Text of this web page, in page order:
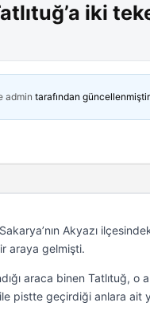
iki
admin tarafından
Akyazı
araya gelmişti.
araca binen Tatlıtuğ,
pistte geçirdiği anlara ait